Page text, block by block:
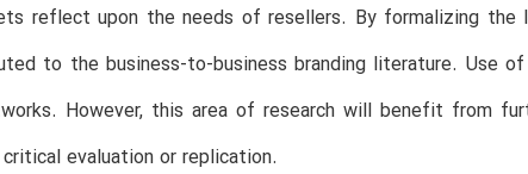
reflect upon the needs of resellers. By formalizing the
to the business-to-business branding literature. Use
However, this area of research will benefit from
evaluation or replication.